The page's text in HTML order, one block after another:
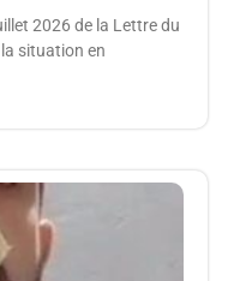
2026 de la Lettre du
situation en